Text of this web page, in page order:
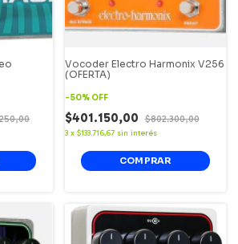
Vocoder Electro Harmonix V256
(OFERTA)
-50% OFF
$401.150,00 $802.300,00
3 x $133.716,67 sin interés